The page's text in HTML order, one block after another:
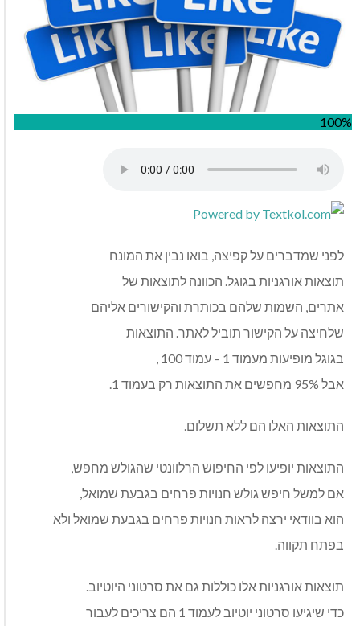
100%
לפני שמדברים על קפיצה, בואו נבין את המונח
תוצאות אורגניות בגוגל. הכוונה לתוצאות של
אתרים, השמות שלהם בכותרת והקישורים אליהם
שלחיצה על הקישור תוביל לאתר. התוצאות
בגוגל מופיעות מעמוד 1 – עמוד 100 ,
אבל 95% מחפשים את התוצאות רק בעמוד 1.
התוצאות האלו הם ללא תשלום.
התוצאות יופיעו לפי החיפוש הרלוונטי שהגולש מחפש,
אם למשל חיפש גולש חנויות פרחים בגבעת שמואל,
הוא בוודאי ירצה לראות חנויות פרחים בגבעת שמואל ולא
בפתח תקווה.
תוצאות אורגניות אלו כוללות גם את סרטוני היוטיוב.
כדי שיגיעו סרטוני יוטיוב לעמוד 1 הם צריכים לעבור